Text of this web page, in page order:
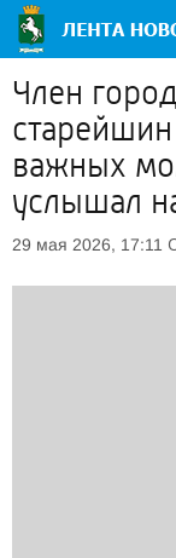
Член
важных
услышал
29 мая 2026, 17:11